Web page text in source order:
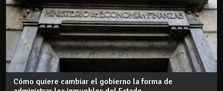
Cómo quiere cambiar el gobierno la forma de